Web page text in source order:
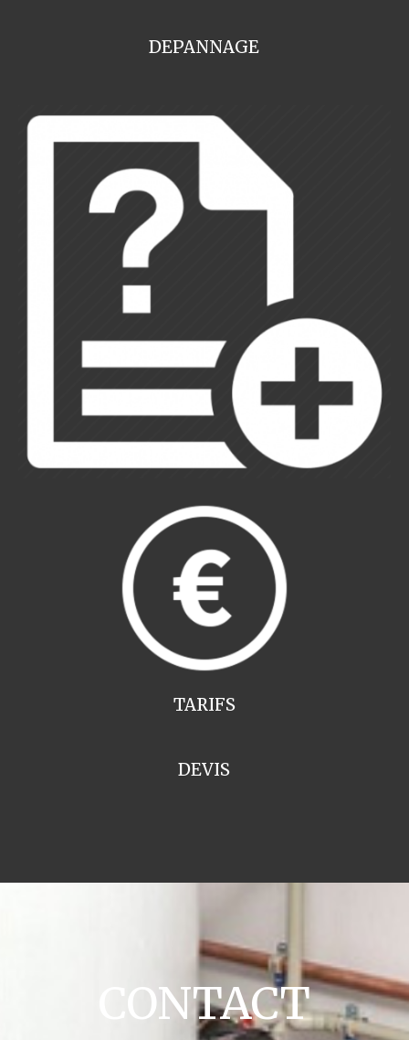
DEPANNAGE
TARIFS
DEVIS
CONTACT